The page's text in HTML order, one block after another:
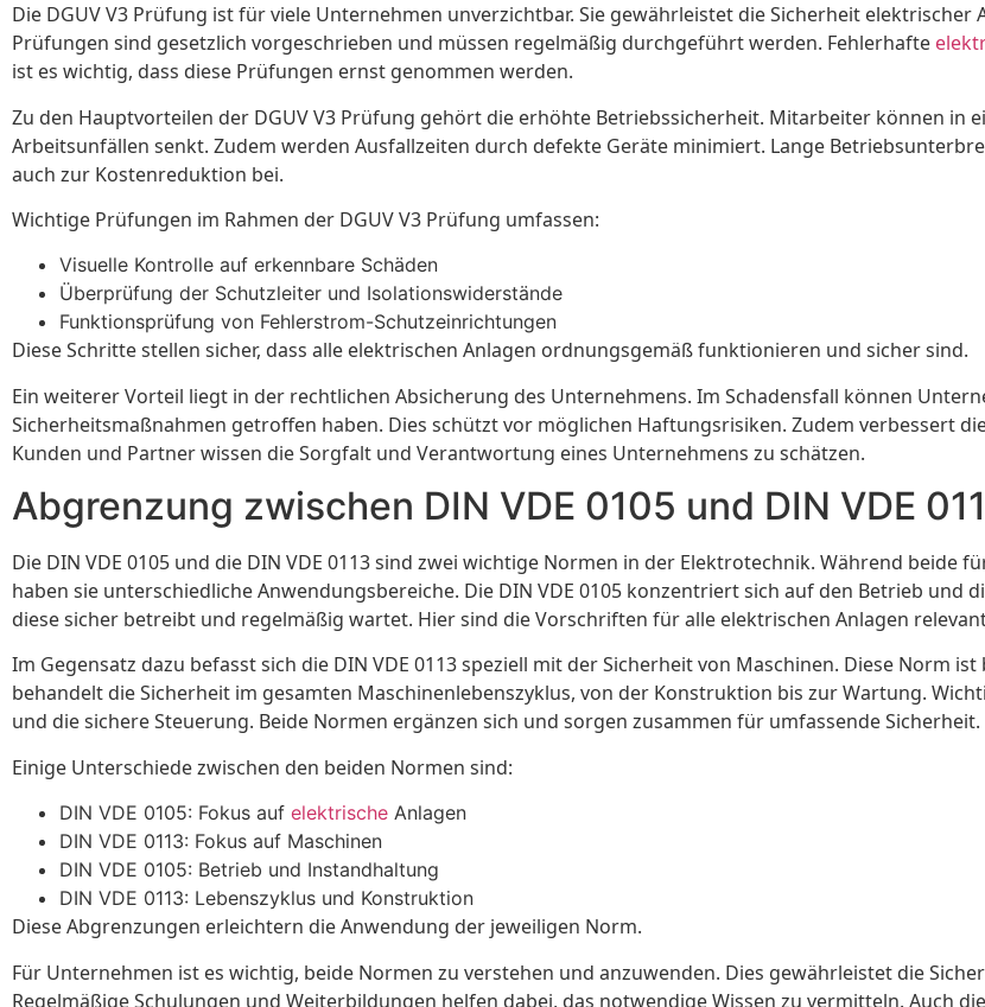
Die DGUV V3 Prüfung ist für viele Unternehmen unverzichtbar. Sie gewährleistet die Sicherheit
Prüfungen sind gesetzlich vorgeschrieben und müssen regelmäßig durchgeführt werden. Fehlerhafte
ist es wichtig, dass diese Prüfungen ernst genommen werden.
Zu den Hauptvorteilen der DGUV V3 Prüfung gehört die erhöhte Betriebssicherheit. Mitarbeiter können in
Arbeitsunfällen senkt. Zudem werden Ausfallzeiten durch defekte Geräte minimiert. Lange
auch zur Kostenreduktion bei.
Wichtige Prüfungen im Rahmen der DGUV V3 Prüfung umfassen:
Visuelle Kontrolle auf erkennbare Schäden
Überprüfung der Schutzleiter und Isolationswiderstände
Funktionsprüfung von Fehlerstrom-Schutzeinrichtungen
Diese Schritte stellen sicher, dass alle elektrischen Anlagen ordnungsgemäß funktionieren und sicher sind.
Ein weiterer Vorteil liegt in der rechtlichen Absicherung des Unternehmens. Im Schadensfall können
Sicherheitsmaßnahmen getroffen haben. Dies schützt vor möglichen Haftungsrisiken. Zudem verbessert
Kunden und Partner wissen die Sorgfalt und Verantwortung eines Unternehmens zu schätzen.
Abgrenzung zwischen DIN VDE 0105 und DIN VDE
Die DIN VDE 0105 und die DIN VDE 0113 sind zwei wichtige Normen in der Elektrotechnik. Während beide
haben sie unterschiedliche Anwendungsbereiche. Die DIN VDE 0105 konzentriert sich auf den Betrieb
diese sicher betreibt und regelmäßig wartet. Hier sind die Vorschriften für alle elektrischen Anlagen
Im Gegensatz dazu befasst sich die DIN VDE 0113 speziell mit der Sicherheit von Maschinen. Diese Norm
behandelt die Sicherheit im gesamten Maschinenlebenszyklus, von der Konstruktion bis zur Wartung.
und die sichere Steuerung. Beide Normen ergänzen sich und sorgen zusammen für umfassende Sicherheit.
Einige Unterschiede zwischen den beiden Normen sind:
DIN VDE 0105: Fokus auf elektrische Anlagen
DIN VDE 0113: Fokus auf Maschinen
DIN VDE 0105: Betrieb und Instandhaltung
DIN VDE 0113: Lebenszyklus und Konstruktion
Diese Abgrenzungen erleichtern die Anwendung der jeweiligen Norm.
Für Unternehmen ist es wichtig, beide Normen zu verstehen und anzuwenden. Dies gewährleistet die
Regelmäßige Schulungen und Weiterbildungen helfen dabei, das notwendige Wissen zu vermitteln. Auch